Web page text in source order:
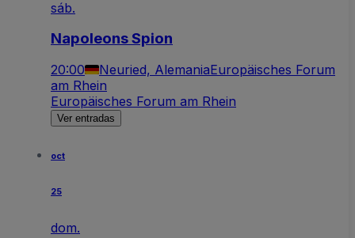
sáb.
Napoleons Spion
20:00 Neuried, AlemaniaEuropäisches Forum
am Rhein
Europäisches Forum am Rhein
Ver entradas
oct
25
dom.